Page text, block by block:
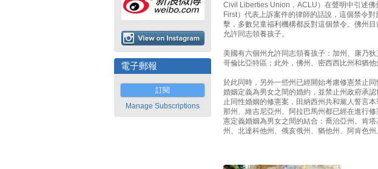
電子郵報
訂閱
Manage Subscriptions
Civil Liberties Union，ACLU）在聲明中引述
First）代表上訴案件的律師的話說，這個禁令
擊，多數兒童福利機構都反對這個禁令。佛州
允許同志領養孩子。
美國有六個州允許同志領養孩子：加州、康乃
哥倫比亞特區；此外，佛州、密西西比州和猶他
於此同時，另外一些州已經開始考慮修憲禁止
婚姻定義為男女之間的婚約，並禁止州政府承
止同性婚姻的修憲案，田納西州共和黨人誓言
那州、維吉尼亞州、阿拉巴馬州都已經在進行
憲定義婚姻為男女之間的結合：喬治亞州、肯
州、北達科他州、俄亥俄州、猶他州、阿肯色州